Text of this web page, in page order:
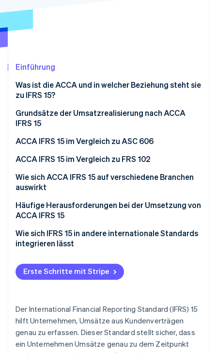
Identity
Online-Identitätsprüfung
Erfahren Sie, wie Stripe Lösungen für die
Jetzt ansehen
Einführung
Was ist die ACCA und in welcher Beziehung steht sie
zu IFRS 15?
Grundsätze der Umsatzrealisierung nach ACCA
IFRS 15
Das fünfstufige Modell der Umsatzrealisierung
ACCA IFRS 15 im Vergleich zu ASC 606
Wesentliche Gemeinsamkeiten zwischen IFRS 15
Wesentliche Unterschiede zwischen IFRS 15 und
ACCA IFRS 15 im Vergleich zu FRS 102
ACCA IFRS 15
Wie sich ACCA IFRS 15 auf verschiedene Branchen
auswirkt
Technologie
Telekommunikation
Verarbeitendes Gewerbe
Medien und Unterhaltung
Häufige Herausforderungen bei der Umsetzung von
ACCA IFRS 15
Wie sich IFRS 15 in andere internationale Standards
integrieren lässt
Erste Schritte mit Stripe
Der International Financial Reporting Standard (IFRS) 15
hilft Unternehmen, Umsätze aus Kundenverträgen
genau zu erfassen. Dieser Standard stellt sicher, dass
ein Unternehmen Umsätze genau zu dem Zeitpunkt